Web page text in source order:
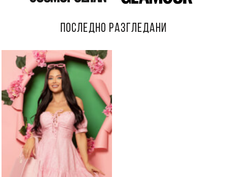
ПОСЛЕДНО РАЗГЛЕДАНИ